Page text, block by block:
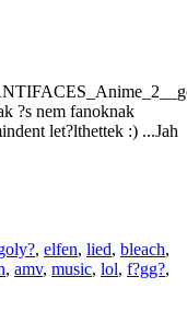
?s nem fanoknak
let?lthettek :) ...Jah
, elfen, lied, bleach,
, amv, music, lol, f?gg?,